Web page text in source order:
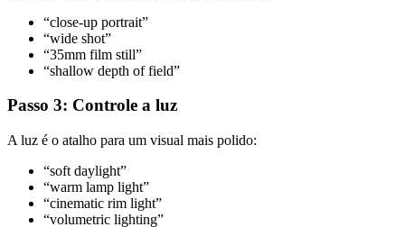
“close-up portrait”
“wide shot”
“35mm film still”
“shallow depth of field”
Passo 3: Controle a luz
A luz é o atalho para um visual mais polido:
“soft daylight”
“warm lamp light”
“cinematic rim light”
“volumetric lighting”